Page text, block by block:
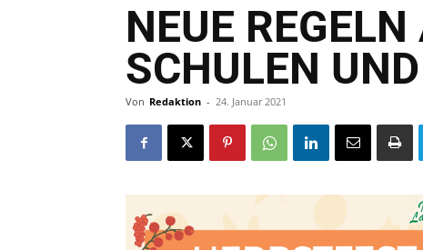
NEUE
SCHULEN
Von Redaktion - 24. Januar 2021